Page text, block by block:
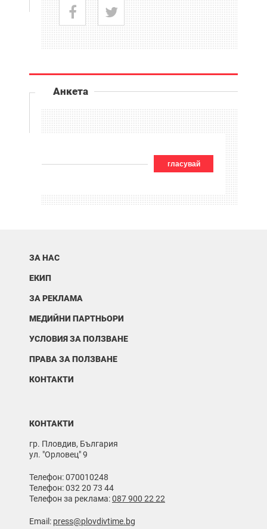
Анкета
гласувай
ЗА НАС
ЕКИП
ЗА РЕКЛАМА
МЕДИЙНИ ПАРТНЬОРИ
УСЛОВИЯ ЗА ПОЛЗВАНЕ
ПРАВА ЗА ПОЛЗВАНЕ
КОНТАКТИ
КОНТАКТИ
гр. Пловдив, България
ул. "Орловец" 9
Телефон: 070010248
Телефон: 032 20 73 44
Телефон за реклама:087 900 22 22
Email: press@plovdivtime.bg